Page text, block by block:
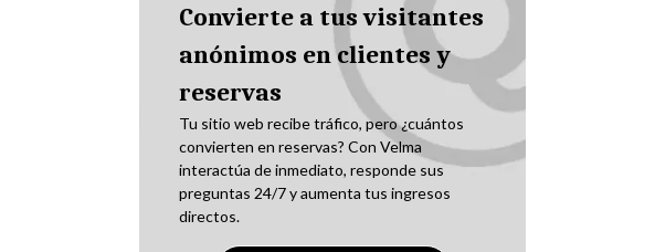
Convierte a tus visitantes
anónimos en clientes y
reservas
Tu sitio web recibe tráfico, pero ¿cuántos
convierten en reservas? Con Velma
interactúa de inmediato, responde sus
preguntas 24/7 y aumenta tus ingresos
directos.